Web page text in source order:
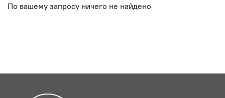
По вашему запросу ничего не найдено